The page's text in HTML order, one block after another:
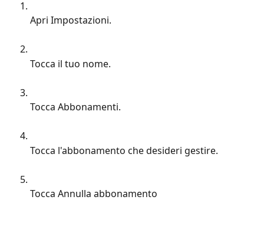
Apri Impostazioni.
Tocca il tuo nome.
Tocca Abbonamenti.
Tocca l'abbonamento che desideri gestire.
Tocca Annulla abbonamento